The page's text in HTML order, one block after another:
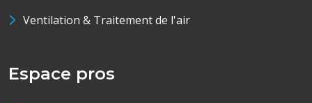
Ventilation & Traitement de l'air
Espace pros